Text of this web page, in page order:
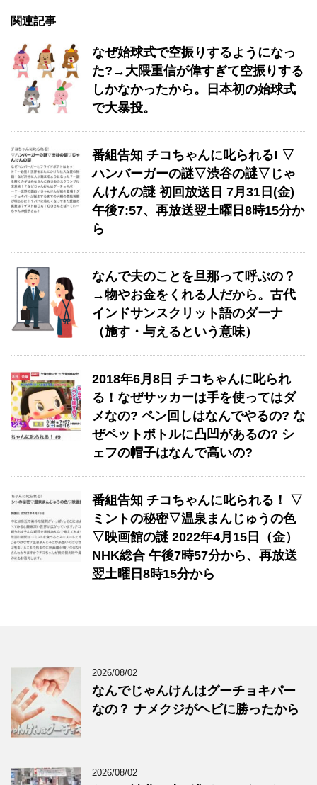
関連記事
なぜ始球式で空振りするようになっ
た?→大隈重信が偉すぎて空振りする
しかなかったから。日本初の始球式
で大暴投。
番組告知 チコちゃんに叱られる! ▽
ハンバーガーの謎▽渋谷の謎▽じゃ
んけんの謎 初回放送日 7月31日(金)
午後7:57、再放送翌土曜日8時15分か
ら
なんで夫のことを旦那って呼ぶの？
→物やお金をくれる人だから。古代
インドサンスクリット語のダーナ
（施す・与えるという意味）
2018年6月8日 チコちゃんに叱られ
る！なぜサッカーは手を使ってはダ
メなの? ペン回しはなんでやるの? な
ぜペットボトルに凸凹があるの? シ
ェフの帽子はなんで高いの?
番組告知 チコちゃんに叱られる！ ▽
ミントの秘密▽温泉まんじゅうの色
▽映画館の謎 2022年4月15日（金）
NHK総合 午後7時57分から、再放送
翌土曜日8時15分から
2026/08/02
なんでじゃんけんはグーチョキパー
なの？ ナメクジがヘビに勝ったから
2026/08/02